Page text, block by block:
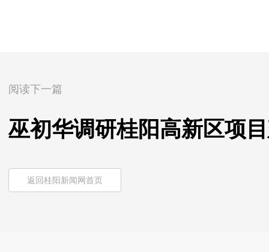
阅读下一篇
巫初华调研桂阳高新区项
返回桂阳新闻网首页